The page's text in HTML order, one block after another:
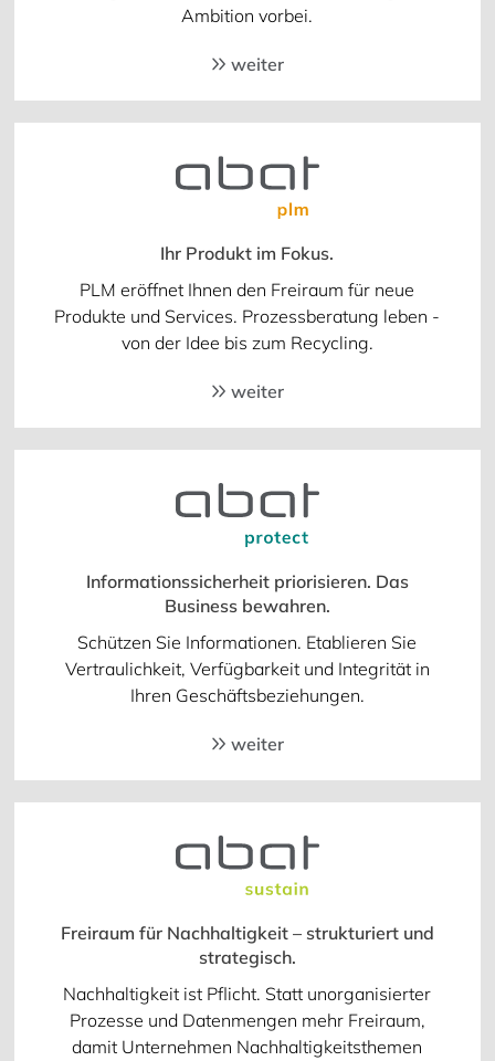
Ambition vorbei.
weiter
Ihr Produkt im Fokus.
PLM eröffnet Ihnen den Freiraum für neue
Produkte und Services. Prozessberatung leben -
von der Idee bis zum Recycling.
weiter
Informationssicherheit priorisieren. Das
Business bewahren.
Schützen Sie Informationen. Etablieren Sie
Vertraulichkeit, Verfügbarkeit und Integrität in
Ihren Geschäftsbeziehungen.
weiter
Freiraum für Nachhaltigkeit – strukturiert und
strategisch.
Nachhaltigkeit ist Pflicht. Statt unorganisierter
Prozesse und Datenmengen mehr Freiraum,
damit Unternehmen Nachhaltigkeitsthemen